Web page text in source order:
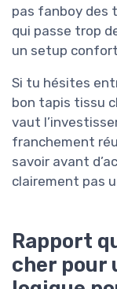
pas fanboy des
qui passe trop
un setup
Si tu hésites
bon tapis tissu
vaut
franchement
savoir avant
clairement pas
Rapport
cher pour